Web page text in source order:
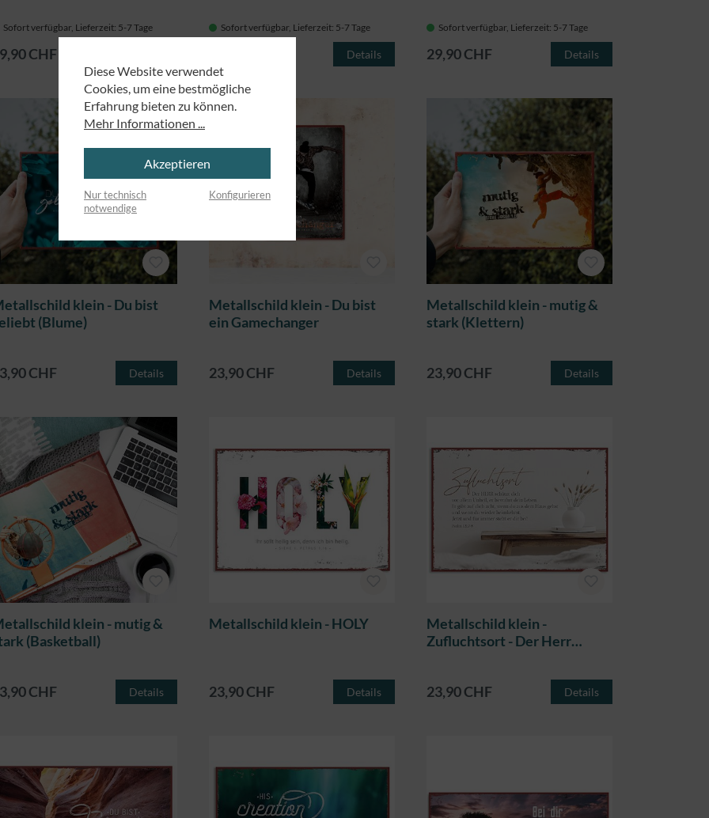
Sofort verfügbar, Lieferzeit: 5-7 Tage
CHF
Sofort verfügbar, Lieferzeit: 5-7 Tage
Details
Sofort verfügbar, Lieferzeit: 5-7 Tage
29,90 CHF Details
klein - Du bist
(Blume)
CHF Details
Metallschild klein - Du bist
ein Gamechanger
23,90 CHF Details
Metallschild klein - mutig &
stark (Klettern)
23,90 CHF Details
klein - mutig &
(Basketball)
CHF Details
Metallschild klein - HOLY
23,90 CHF Details
Metallschild klein -
Zufluchtsort - Der Herr
23,90 CHF
Details
Diese Website verwendet
Cookies, um eine bestmögliche
Erfahrung bieten zu können.
Mehr Informationen ...
Akzeptieren
Nur technisch
notwendige
Konfigurieren